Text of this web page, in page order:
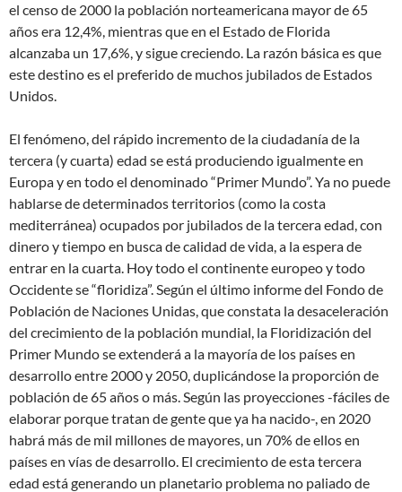
el censo de 2000 la población norteamericana mayor de 65
años era 12,4%, mientras que en el Estado de Florida
alcanzaba un 17,6%, y sigue creciendo. La razón básica es que
este destino es el preferido de muchos jubilados de Estados
Unidos.
El fenómeno, del rápido incremento de la ciudadanía de la
tercera (y cuarta) edad se está produciendo igualmente en
Europa y en todo el denominado “Primer Mundo”. Ya no puede
hablarse de determinados territorios (como la costa
mediterránea) ocupados por jubilados de la tercera edad, con
dinero y tiempo en busca de calidad de vida, a la espera de
entrar en la cuarta. Hoy todo el continente europeo y todo
Occidente se “floridiza”. Según el último informe del Fondo de
Población de Naciones Unidas, que constata la desaceleración
del crecimiento de la población mundial, la Floridización del
Primer Mundo se extenderá a la mayoría de los países en
desarrollo entre 2000 y 2050, duplicándose la proporción de
población de 65 años o más. Según las proyecciones -fáciles de
elaborar porque tratan de gente que ya ha nacido-, en 2020
habrá más de mil millones de mayores, un 70% de ellos en
países en vías de desarrollo. El crecimiento de esta tercera
edad está generando un planetario problema no paliado de